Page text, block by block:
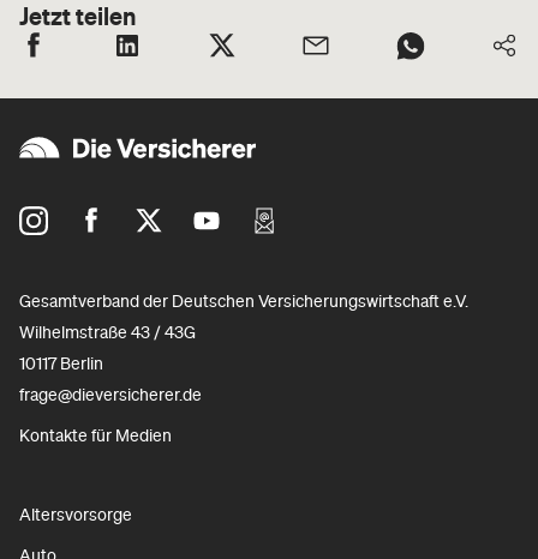
Jetzt teilen
Gesamtverband der Deutschen Versicherungswirtschaft e.V.
Wilhelmstraße 43 / 43G
10117 Berlin
frage@dieversicherer.de
Kontakte für Medien
Altersvorsorge